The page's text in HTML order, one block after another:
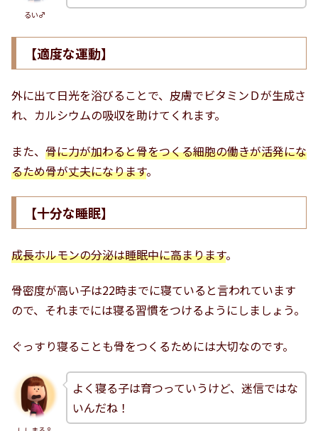
るい♂
【適度な運動】
外に出て日光を浴びることで、皮膚でビタミンＤが生成さ
れ、カルシウムの吸収を助けてくれます。
また、 骨に力が加わると骨をつくる細胞の働きが活発にな
るため骨が丈夫になります。
【十分な睡眠】
成長ホルモンの分泌は睡眠中に高まります。
骨密度が高い子は22時までに寝ていると言われています
ので、それまでには寝る習慣をつけるようにしましょう。
ぐっすり寝ることも骨をつくるためには大切なのです。
よく寝る子は育つっていうけど、迷信ではな
いんだね！